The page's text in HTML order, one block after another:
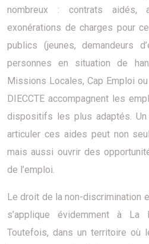
nombreux : contrats aidés,
exonérations de charges pour
publics (jeunes, demandeurs
personnes en situation de
Missions Locales, Cap Emploi
DIECCTE accompagnent les
dispositifs les plus adaptés. Un
articuler ces aides peut non
mais aussi ouvrir des
de l’emploi.
Le droit de la non-discrimination
s’applique évidemment à La
Toutefois, dans un territoire où